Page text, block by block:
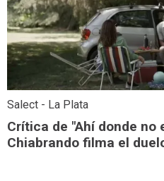
Salect - La Plata
Crítica de "Ahí donde no
Chiabrando filma el